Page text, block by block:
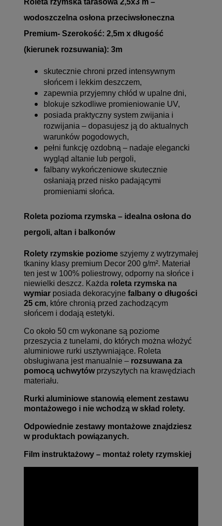
Roleta rzymska tarasowa 2,5x3 m –
wodoszczelna osłona przeciwsłoneczna
Premium- Szerokość: 2,5m x długość
(kierunek rozsuwania): 3m
skutecznie chroni przed intensywnym
słońcem i lekkim deszczem,
zapewnia przyjemny chłód w upalne dni,
blokuje szkodliwe promieniowanie UV,
posiada praktyczny system zwijania i
rozwijania – dopasujesz ją do aktualnych
warunków pogodowych,
pełni funkcję ozdobną – nadaje elegancki
wygląd altanie lub pergoli,
falbany wykończeniowe skutecznie
osłaniają przed nisko padającymi
promieniami słońca.
Roleta pozioma rzymska – idealna osłona do
pergoli, altan i balkonów
Rolety rzymskie poziome szyjemy z wytrzymałej
tkaniny klasy premium Decor 200 g/m². Materiał
ten jest w 100% poliestrowy, odporny na słońce i
niewielki deszcz. Każda roleta rzymska na
wymiar posiada dekoracyjne falbany o długości
25 cm, które chronią przed zachodzącym
słońcem i dodają estetyki.
Co około 50 cm wykonane są poziome
przeszycia z tunelami, do których można włożyć
aluminiowe rurki usztywniające. Roleta
obsługiwana jest manualnie – rozsuwana za
pomocą uchwytówprzyszytych na krawędziach
materiału.
Rurki aluminiowe stanowią element zestawu
montażowego i nie wchodzą w skład rolety.
Odpowiednie zestawy montażowe znajdziesz
w produktach powiązanych.
Film instruktażowy – montaż rolety rzymskiej